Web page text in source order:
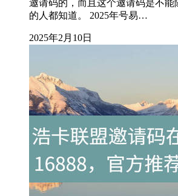
邀请码的，而且这个邀请码是不能
的人都知道。 2025年号易…
2025年2月10日